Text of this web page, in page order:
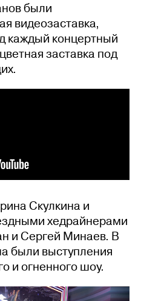
были
видеозаставка,
каждый концертный
заставка под
Скулкина и
хедрайнерами
и Сергей Минаев. В
были выступления
и огненного шоу.